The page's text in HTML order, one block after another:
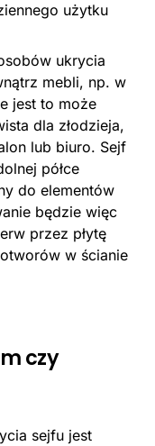
użytku
ukrycia
mebli, np. w
jest to może
dla złodzieja,
lub biuro. Sejf
półce
do elementów
będzie więc
przez płytę
w ścianie
czy
sejfu jest